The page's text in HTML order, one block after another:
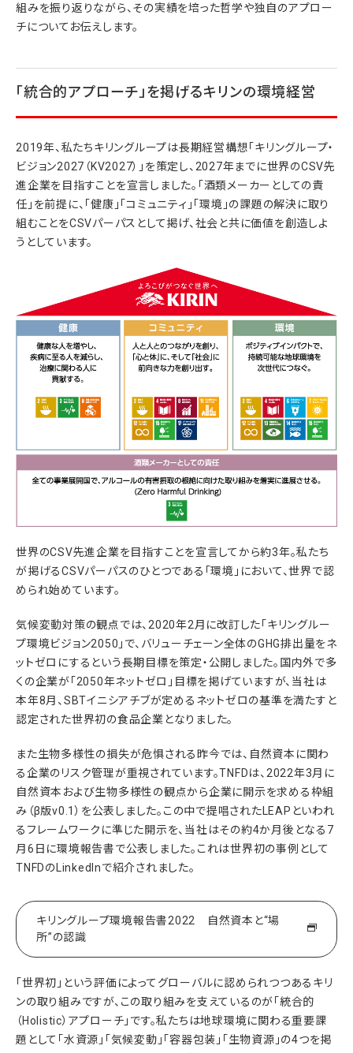
組みを振り返りながら、その実績を培った哲学や独自のアプロー
チについてお伝えします。
「統合的アプローチ」を掲げるキリンの環境経営
2019年、私たちキリングループは長期経営構想「キリングループ・
ビジョン2027（KV2027）」を策定し、2027年までに世界のCSV先
進企業を目指すことを宣言しました。「酒類メーカーとしての責
任」を前提に、「健康」「コミュニティ」「環境」の課題の解決に取り
組むことをCSVパーパスとして掲げ、社会と共に価値を創造しよ
うとしています。
世界のCSV先進企業を目指すことを宣言してから約3年。私たち
が掲げるCSVパーパスのひとつである「環境」において、世界で認
められ始めています。
気候変動対策の観点では、2020年2月に改訂した「キリングルー
プ環境ビジョン2050」で、バリューチェーン全体のGHG排出量をネ
ットゼロにするという長期目標を策定・公開しました。国内外で多
くの企業が「2050年ネットゼロ」目標を掲げていますが、当社は
本年8月、SBTイニシアチブが定めるネットゼロの基準を満たすと
認定された世界初の食品企業となりました。
また生物多様性の損失が危惧される昨今では、自然資本に関わ
る企業のリスク管理が重視されています。TNFDは、2022年3月に
自然資本および生物多様性の観点から企業に開示を求める枠組
み（β版v0.1）を公表しました。この中で提唱されたLEAPといわれ
るフレームワークに準じた開示を、当社はその約4か月後となる7
月6日に環境報告書で公表しました。これは世界初の事例として
TNFDのLinkedInで紹介されました。
キリングループ環境報告書2022 自然資本と“場
所”の認識
「世界初」という評価によってグローバルに認められつつあるキリ
ンの取り組みですが、この取り組みを支えているのが「統合的
（Holistic）アプローチ」です。私たちは地球環境に関わる重要課
題として「水資源」「気候変動」「容器包装」「生物資源」の4つを掲